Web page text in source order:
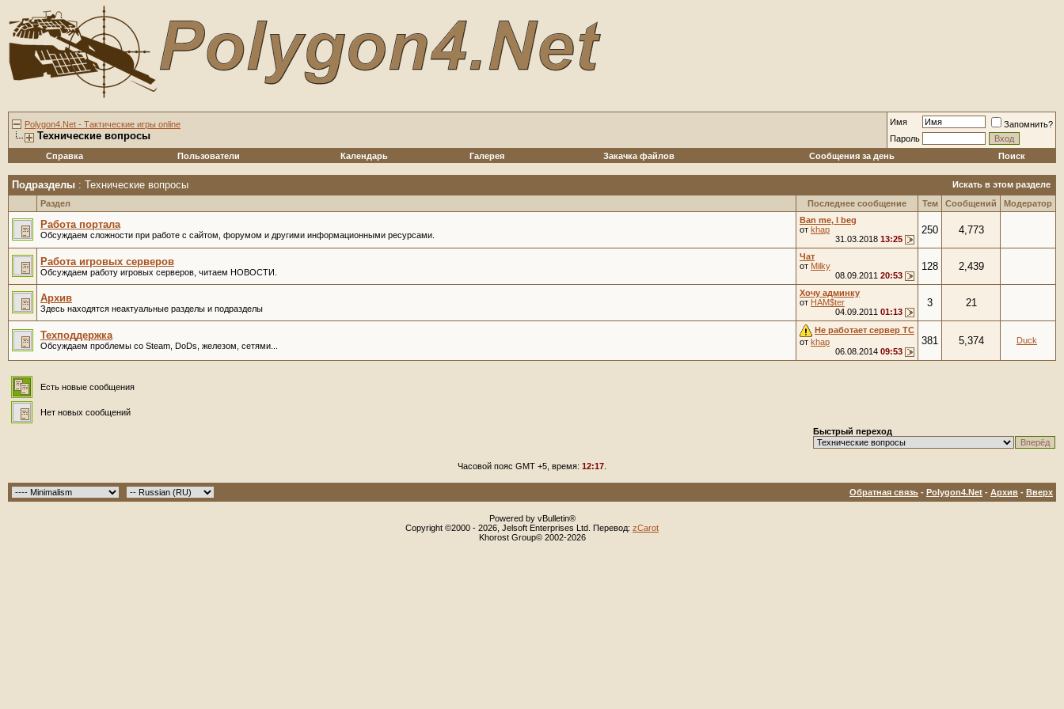
Polygon4.Net - Тактические игры online
Технические вопросы
Имя
Запомнить?
Пароль
Справка
Пользователи Календарь Галерея Закачка файлов Сообщения за день Поиск
Подразделы : Технические вопросы
Искать в этом разделе
Раздел
Последнее сообщение Тем Сообщений Модератор
Работа портала
Обсуждаем сложности при работе с сайтом, форумом и другими информационными ресурсами.
Ban me, I beg
от khap
31.03.2018 13:25
250 4,773
Работа игровых серверов
Обсуждаем работу игровых серверов, читаем НОВОСТИ.
Чат
от Milky
08.09.2011 20:53
128 2,439
Архив
Здесь находятся неактуальные разделы и подразделы
Хочу админку
от HAM$ter
04.09.2011 01:13
3 21
Техподдержка
Обсуждаем проблемы со Steam, DoDs, железом, сетями...
Не работает сервер ТС
от khap
06.08.2014 09:53
381 5,374 Duck
Есть новые сообщения
Нет новых сообщений
Быстрый переход
Часовой пояс GMT +5, время: 12:17
Обратная связь - Polygon4.Net - Архив - Вверх
Powered by vBulletin®
Copyright ©2000 - 2026, Jelsoft Enterprises Ltd. Перевод: zCarot
Khorost Group© 2002-2026